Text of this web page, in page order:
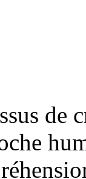
de